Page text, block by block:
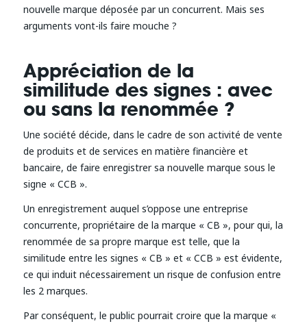
nouvelle marque déposée par un concurrent. Mais ses
arguments vont-ils faire mouche ?
Appréciation de la
similitude des signes : avec
ou sans la renommée ?
Une société décide, dans le cadre de son activité de vente
de produits et de services en matière financière et
bancaire, de faire enregistrer sa nouvelle marque sous le
signe « CCB ».
Un enregistrement auquel s’oppose une entreprise
concurrente, propriétaire de la marque « CB », pour qui, la
renommée de sa propre marque est telle, que la
similitude entre les signes « CB » et « CCB » est évidente,
ce qui induit nécessairement un risque de confusion entre
les 2 marques.
Par conséquent, le public pourrait croire que la marque «